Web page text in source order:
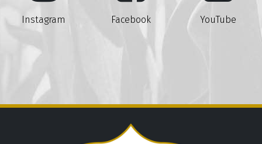
Instagram Facebook YouTube